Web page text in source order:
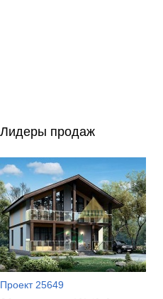
Лидеры продаж
Проект 25649